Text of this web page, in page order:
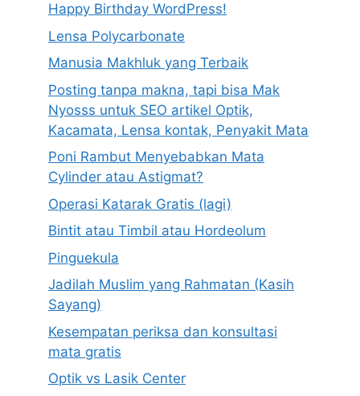
Happy Birthday WordPress!
Lensa Polycarbonate
Manusia Makhluk yang Terbaik
Posting tanpa makna, tapi bisa Mak
Nyosss untuk SEO artikel Optik,
Kacamata, Lensa kontak, Penyakit Mata
Poni Rambut Menyebabkan Mata
Cylinder atau Astigmat?
Operasi Katarak Gratis (lagi)
Bintit atau Timbil atau Hordeolum
Pinguekula
Jadilah Muslim yang Rahmatan (Kasih
Sayang)
Kesempatan periksa dan konsultasi
mata gratis
Optik vs Lasik Center